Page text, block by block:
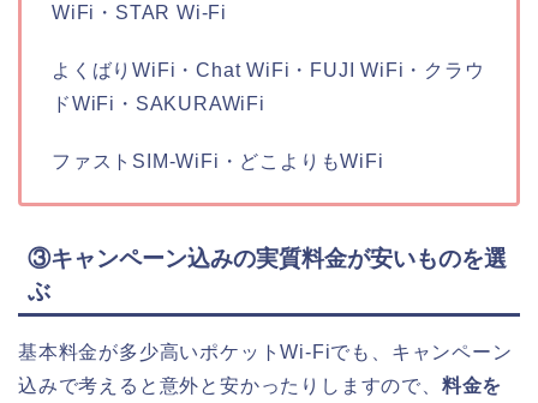
WiFi・STAR Wi-Fi
よくばりWiFi・Chat WiFi・FUJI WiFi・クラウ
ドWiFi・SAKURAWiFi
ファストSIM-WiFi・どこよりもWiFi
③キャンペーン込みの実質料金が安いものを選
ぶ
基本料金が多少高いポケットWi-Fiでも、キャンペーン
込みで考えると意外と安かったりしますので、 料金を